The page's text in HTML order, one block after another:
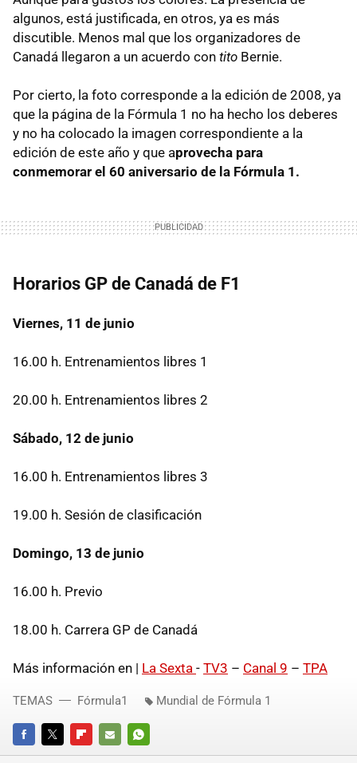
algunos, está justificada, en otros, ya es más
discutible. Menos mal que los organizadores de
Canadá llegaron a un acuerdo con tito Bernie.
Por cierto, la foto corresponde a la edición de 2008, ya
que la página de la Fórmula 1 no ha hecho los deberes
y no ha colocado la imagen correspondiente a la
edición de este año y que aprovecha para
conmemorar el 60 aniversario de la Fórmula 1.
Horarios GP de Canadá de F1
Viernes, 11 de junio
16.00 h. Entrenamientos libres 1
20.00 h. Entrenamientos libres 2
Sábado, 12 de junio
16.00 h. Entrenamientos libres 3
19.00 h. Sesión de clasificación
Domingo, 13 de junio
16.00 h. Previo
18.00 h. Carrera GP de Canadá
Más información en | La Sexta - TV3 – Canal 9 – TPA
FACEBOOKTWITTERFLIPBOARD
E-
WHATSAPP
TEMAS Fórmula1 Mundial de Fórmula 1